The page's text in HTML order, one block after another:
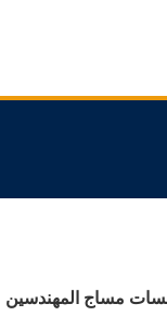
مساج المهندسين